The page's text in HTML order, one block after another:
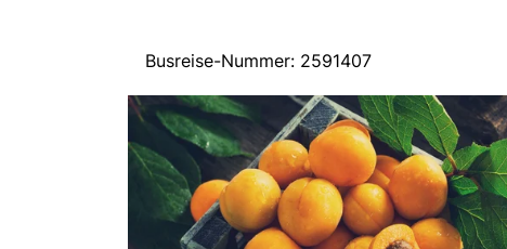
Busreise-Nummer: 2591407